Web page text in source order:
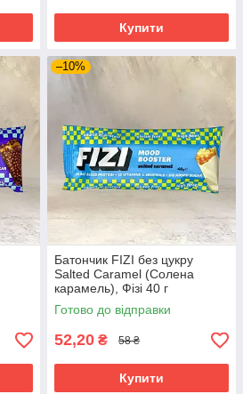
Купити
–10%
Батончик FIZI без цукру
Salted Caramel (Солена
карамель), Фізі 40 г
Готово до відправки
52,20 ₴ 58 ₴
Купити